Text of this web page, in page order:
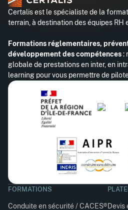
Certalis est le spécialiste de la
terrain, à destination des équipes RH
Formations réglementaires,
développement des compétences:
globale de prestations en inter, en
learning pour vous permettre de
FORMATIONS
Conduite en sécurité / CACES®Devis